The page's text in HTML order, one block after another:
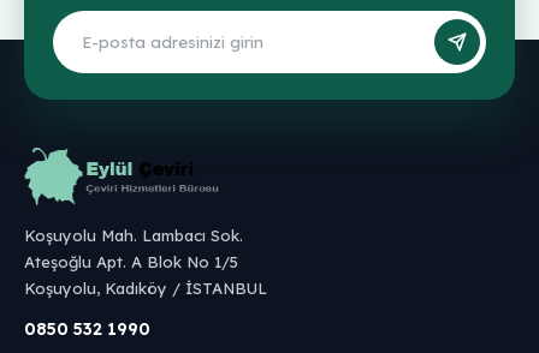
Koşuyolu Mah. Lambacı Sok.
Ateşoğlu Apt. A Blok No 1/5
Koşuyolu, Kadıköy / İSTANBUL
0850 532 1990